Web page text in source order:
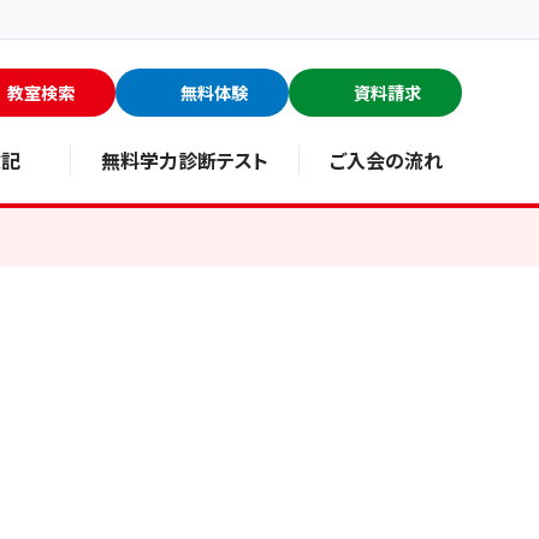
教室検索 無料体験 資料請求
無料学力診断テスト ご入会の流れ